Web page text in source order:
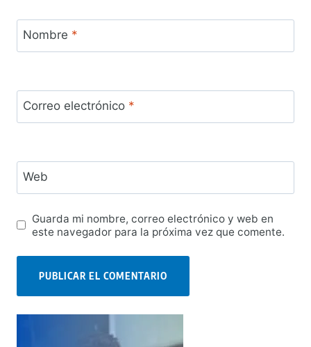
Nombre *
Correo electrónico *
Web
Guarda mi nombre, correo electrónico y web en
este navegador para la próxima vez que comente.